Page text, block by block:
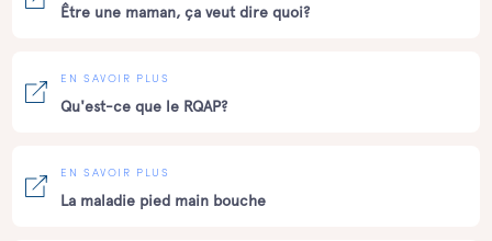
Être une maman, ça veut dire quoi?
EN SAVOIR PLUS
Qu'est-ce que le RQAP?
EN SAVOIR PLUS
La maladie pied main bouche